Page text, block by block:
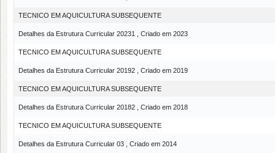
TECNICO EM AQUICULTURA SUBSEQUENTE
Detalhes da Estrutura Curricular 20231 , Criado em 2023
TECNICO EM AQUICULTURA SUBSEQUENTE
Detalhes da Estrutura Curricular 20192 , Criado em 2019
TECNICO EM AQUICULTURA SUBSEQUENTE
Detalhes da Estrutura Curricular 20182 , Criado em 2018
TECNICO EM AQUICULTURA SUBSEQUENTE
Detalhes da Estrutura Curricular 03 , Criado em 2014